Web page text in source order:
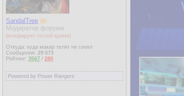
SandalTree
Модератор форума
[игнорирует гостей кроме]
Откуда: куда макар телят не гонял
Сообщения: 29 673
Рейтинг: 3567 / 280
Powered by Power Rangers